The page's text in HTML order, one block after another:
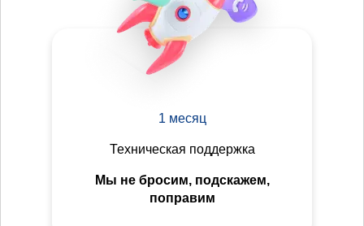
1 месяц
Техническая поддержка
Мы не бросим, подскажем,
поправим